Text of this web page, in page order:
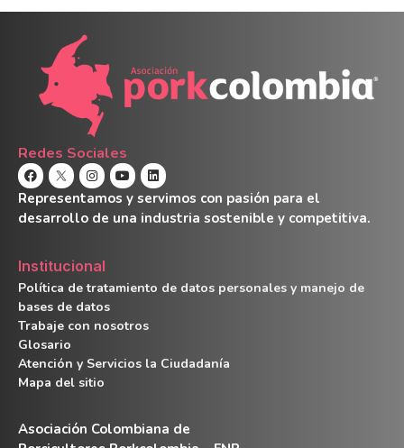
Redes Sociales
Representamos y servimos con pasión para el
desarrollo de una industria sostenible y competitiva.
Institucional
Política de tratamiento de datos personales y manejo de
bases de datos
Trabaje con nosotros
Glosario
Atención y Servicios la Ciudadanía
Mapa del sitio
Asociación Colombiana de